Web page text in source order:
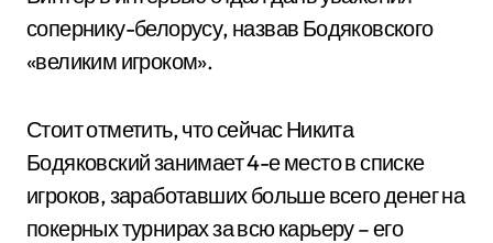
сопернику-белорусу, назвав Бодяковского
«великим игроком».
Стоит отметить, что сейчас Никита
Бодяковский занимает 4-е место в списке
игроков, заработавших больше всего денег на
покерных турнирах за всю карьеру – его